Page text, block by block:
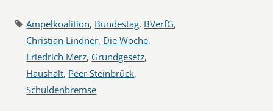
Ampelkoalition, Bundestag, BVerfG,
Christian Lindner, Die Woche,
Friedrich Merz, Grundgesetz,
Haushalt, Peer Steinbrück,
Schuldenbremse